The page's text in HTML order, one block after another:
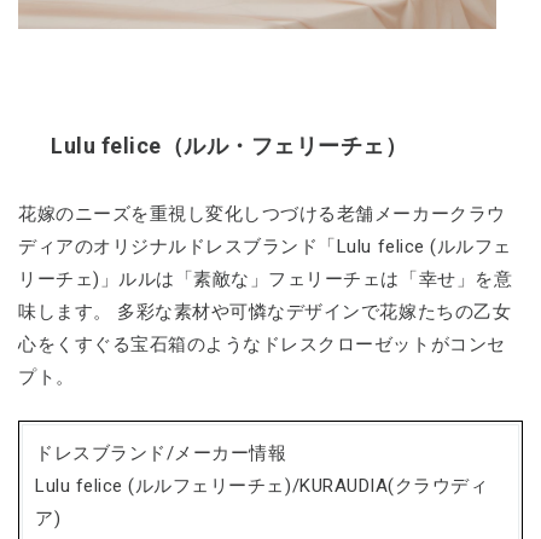
Lulu felice（ルル・フェリーチェ）
花嫁のニーズを重視し変化しつづける老舗メーカークラウ
ディアのオリジナルドレスブランド「Lulu felice (ルルフェ
リーチェ)」ルルは「素敵な」フェリーチェは「幸せ」を意
味します。 多彩な素材や可憐なデザインで花嫁たちの乙女
心をくすぐる宝石箱のようなドレスクローゼットがコンセ
プト。
ドレスブランド/メーカー情報
Lulu felice (ルルフェリーチェ)/KURAUDIA(クラウディ
ア)